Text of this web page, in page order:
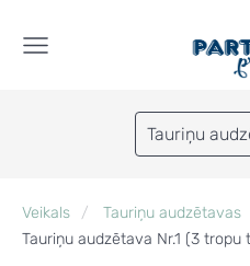
Tauriņu
Veikals
Tauriņu audzētavas
Tauriņu audzētava Nr.1 (3 tropu